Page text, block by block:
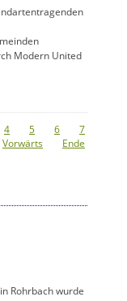
Modern United
4 5 6
7
Vorwärts
Ende
Rohrbach wurde